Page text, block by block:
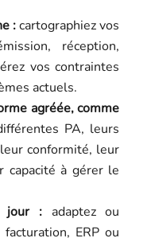
:cartographiez vos
réception,
vos contraintes
actuels.
agréée, comme
PA, leurs
conformité, leur
capacité à gérer le
jour :adaptez ou
ERP ou